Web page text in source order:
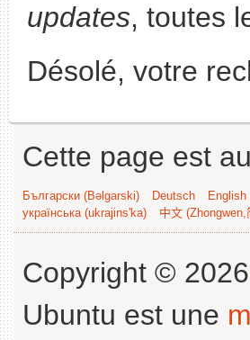
updates, toutes
Désolé, votre
Cette page est
Български (Bəlgarski) Deutsch English
українська (ukrajins'ka)
中文 (Zhongwen,
Copyright © 2026
Ubuntu est une